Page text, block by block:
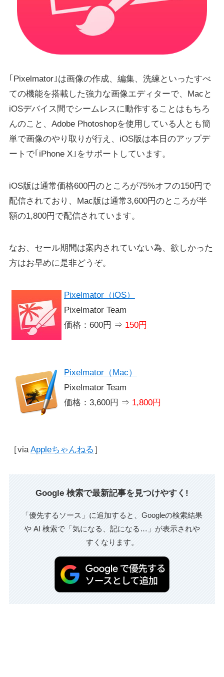
｢Pixelmator｣は画像の作成、編集、洗練といったすべ
ての機能を搭載した強力な画像エディターで、Macと
iOSデバイス間でシームレスに動作することはもちろ
んのこと、Adobe Photoshopを使用している人とも簡
単で画像のやり取りが行え、iOS版は本日のアップデ
ートで｢iPhone X｣をサポートしています。
iOS版は通常価格600円のところが75%オフの150円で
配信されており、Mac版は通常3,600円のところが半
額の1,800円で配信されています。
なお、セール期間は案内されていない為、欲しかった
方はお早めに是非どうぞ。
Pixelmator（iOS）
Pixelmator Team
価格：600円 ⇒ 150円
Pixelmator（Mac）
Pixelmator Team
価格：3,600円 ⇒ 1,800円
［via Appleちゃんねる ］
Google 検索で最新記事を見つけやすく!
「優先するソース」に追加すると、Googleの検索結果
や AI 検索で「気になる、記になる…」が表示されや
すくなります。